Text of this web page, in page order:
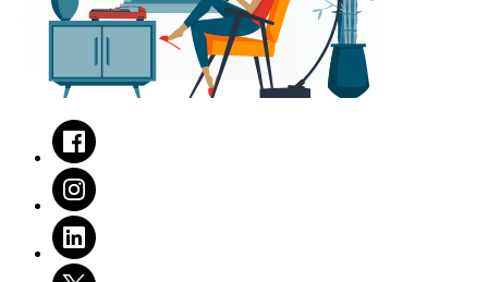
Facebook
Instagram
LinkedIn
Twitter